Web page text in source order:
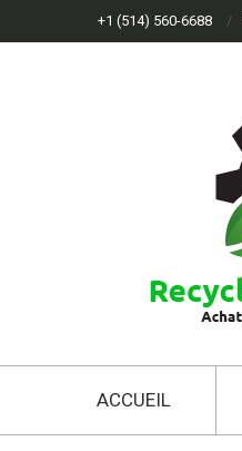
+1 (514) 560-6688
ACCUEIL